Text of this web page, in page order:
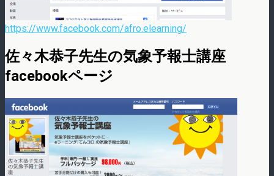
https://www.facebook.com/afro.elearning/
佐々木恭子先生の気象予報士講座
facebookページ